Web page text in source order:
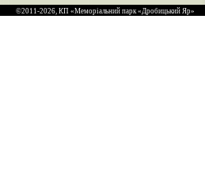
©2011-2026, КП «Меморіальний парк «Дробицький Яр»